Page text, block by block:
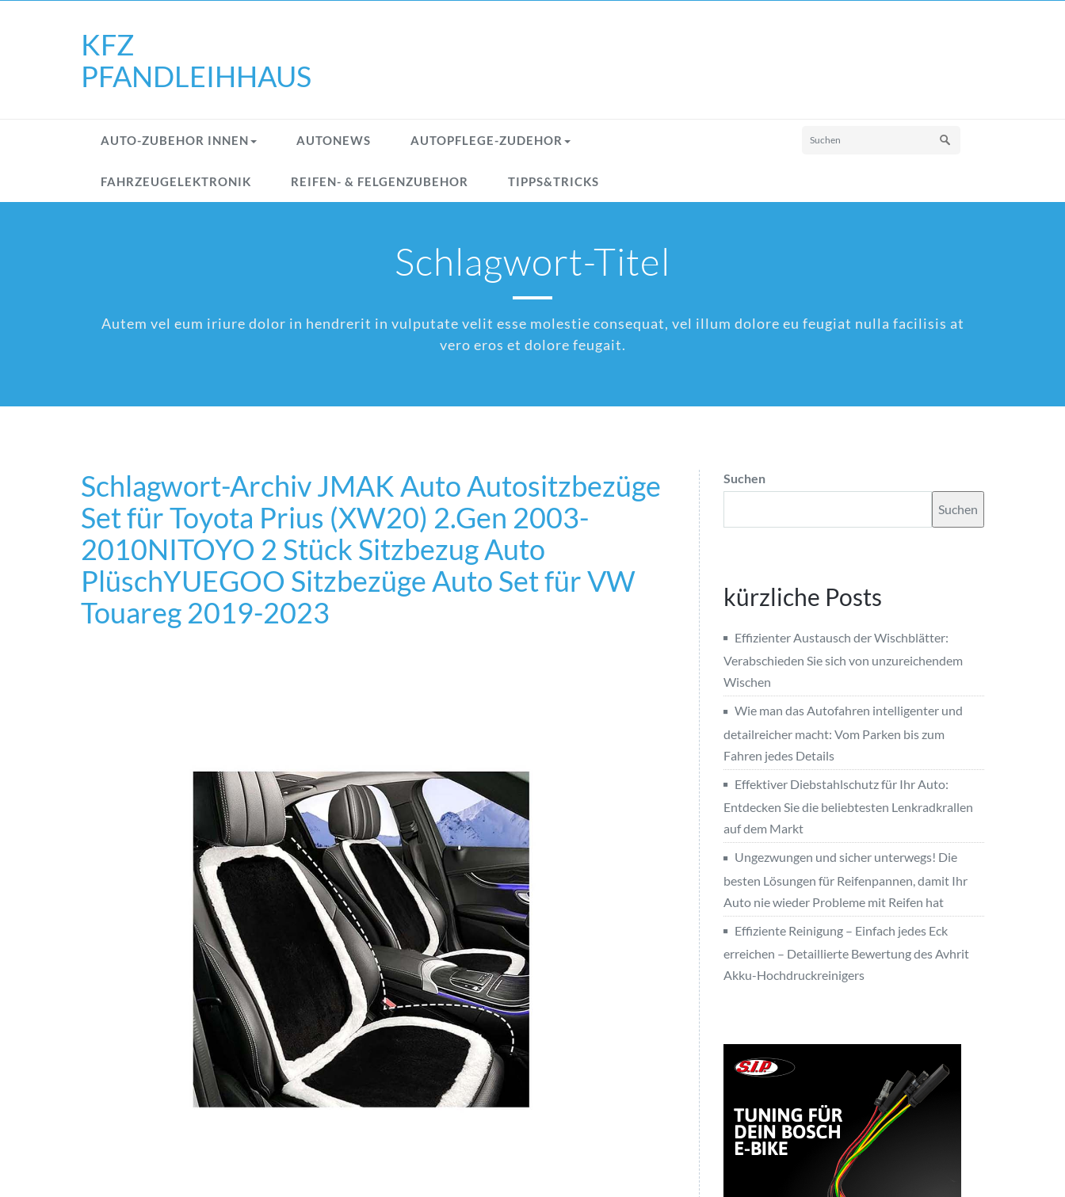
KFZ
PFANDLEIHHAUS
AUTO-ZUBEHOR INNEN AUTONEWS AUTOPFLEGE-ZUDEHOR
FAHRZEUGELEKTRONIK REIFEN- & FELGENZUBEHOR TIPPS&TRICKS
Schlagwort-Titel
Autem vel eum iriure dolor in hendrerit in vulputate velit esse molestie consequat, vel illum dolore eu feugiat nulla facilisis at
vero eros et dolore feugait.
Schlagwort-ArchivJMAK Auto Autositzbezüge
Set für Toyota Prius (XW20) 2.Gen 2003-
2010NITOYO 2 Stück Sitzbezug Auto
PlüschYUEGOO Sitzbezüge Auto Set für VW
Touareg 2019-2023
Suchen
Suchen
kürzliche Posts
Effizienter Austausch der Wischblätter:
Verabschieden Sie sich von unzureichendem
Wischen
Wie man das Autofahren intelligenter und
detailreicher macht: Vom Parken bis zum
Fahren jedes Details
Effektiver Diebstahlschutz für Ihr Auto:
Entdecken Sie die beliebtesten Lenkradkrallen
auf dem Markt
Ungezwungen und sicher unterwegs! Die
besten Lösungen für Reifenpannen, damit Ihr
Auto nie wieder Probleme mit Reifen hat
Effiziente Reinigung – Einfach jedes Eck
erreichen – Detaillierte Bewertung des Avhrit
Akku-Hochdruckreinigers